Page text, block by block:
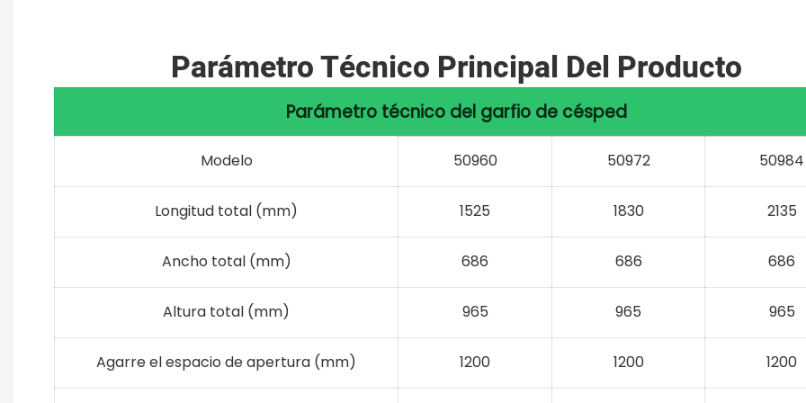
Parámetro Técnico Principal Del Producto
Parámetro técnico del garfio de césped
Modelo 50960 50972 50984
Longitud total (mm) 1525 1830 2135
Ancho total (mm) 686 686 686
Altura total (mm) 965 965 965
Agarre el espacio de apertura (mm) 1200 1200 1200